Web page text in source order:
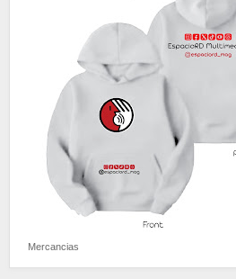
Mercancias